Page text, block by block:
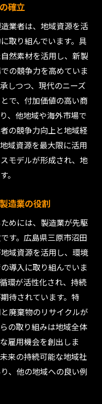
確立
業者は、地域資源を活
取り組んでいます。具
然素材を活用し、新製
の競争力を高めていま
しつつ、現代のニーズ
で、付加価値の高い商
、他地域や海外市場で
の競争力向上と地域経
域資源を最大限に活用
モデルが形成され、地
。
造業の役割
めには、製造業が先駆
す。広島県三原市沼田
域資源を活用し、環境
導入に取り組んでいま
環が活性化され、持続
待されています。特
廃棄物のリサイクルが
の取り組みは地域全体
雇用機会を創出しま
来の持続可能な地域社
、他の地域への良い例